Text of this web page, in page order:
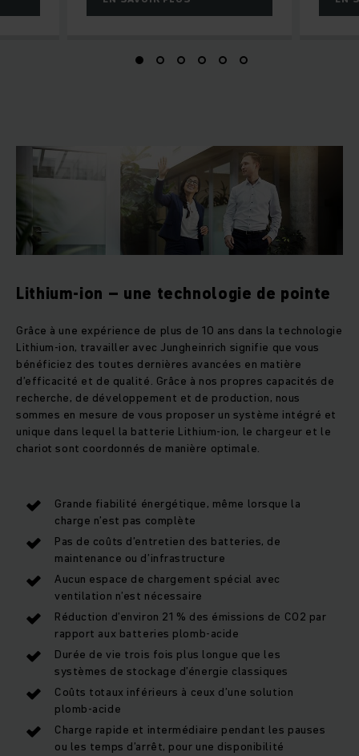
Lithium-ion – une technologie de pointe
Grâce à une expérience de plus de 10 ans dans la technologie
Lithium-ion, travailler avec Jungheinrich signifie que vous
bénéficiez des toutes dernières avancées en matière
d’efficacité et de qualité. Grâce à nos propres capacités de
recherche, de développement et de production, nous
sommes en mesure de vous proposer un système intégré et
unique dans lequel la batterie Lithium-ion, le chargeur et le
chariot sont coordonnés de manière optimale.
Grande fiabilité énergétique, même lorsque la
charge n’est pas complète
Pas de coûts d’entretien des batteries, de
maintenance ou d’infrastructure
Aucun espace de chargement spécial avec
ventilation n’est nécessaire
Réduction d’environ 21 % des émissions de CO2 par
rapport aux batteries plomb-acide
Durée de vie trois fois plus longue que les
systèmes de stockage d’énergie classiques
Coûts totaux inférieurs à ceux d’une solution
plomb-acide
Charge rapide et intermédiaire pendant les pauses
ou les temps d’arrêt, pour une disponibilité